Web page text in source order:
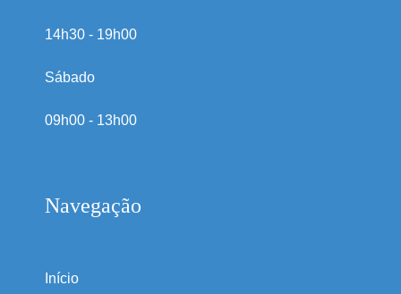
14h30 - 19h00
Sábado
09h00 - 13h00
Navegação
Início